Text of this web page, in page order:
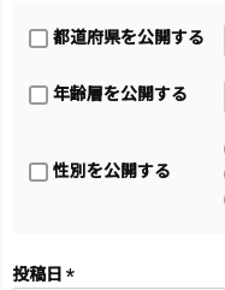
都道府県を公開する
年齢層を公開する
性別を公開する
投稿日